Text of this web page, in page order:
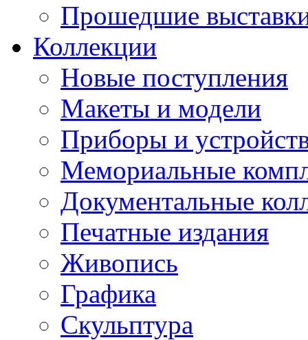
Прошедшие
Коллекции
Новые поступления
Макеты и модели
Приборы и
Мемориальные
Документальные
Печатные издания
Живопись
Графика
Скульптура